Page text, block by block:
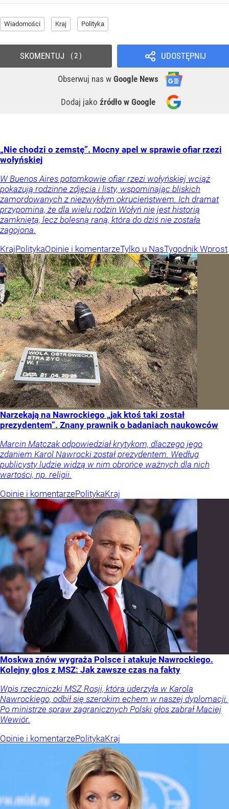
Wiadomości Kraj Polityka
UDOSTĘPNIJ
Obserwuj nas w Google News
Dodaj jako źródło w Google
SKOMENTUJ 2
„Nie chodzi o zemstę”. Mocny apel w sprawie ofiar rzezi
wołyńskiej
W Buenos Aires potomkowie ofiar rzezi wołyńskiej wciąż
pokazują rodzinne zdjęcia i listy, wspominając bliskich
zamordowanych z niezwykłym okrucieństwem. Ich dramat
przypomina, że dla wielu rodzin Wołyń nie jest historią
zamkniętą, lecz bolesną raną, która do dziś nie została
zagojona.
KrajPolitykaOpinie i komentarzeTylko u NasTygodnik Wprost
Narzekają na Nawrockiego „jak ktoś taki został
prezydentem”. Znany prawnik o badaniach naukowców
Marcin Matczak odpowiedział krytykom, dlaczego jego
zdaniem Karol Nawrocki został prezydentem. Według
publicysty ludzie widzą w nim obrońcę ważnych dla nich
wartości, np. religii.
Opinie i komentarzePolitykaKraj
Moskwa znów wygraża Polsce i atakuje Nawrockiego.
Kolejny głos z MSZ: Jak zawsze czas na fakty
Wpis rzeczniczki MSZ Rosji, która uderzyła w Karola
Nawrockiego, odbił się szerokim echem w naszej dyplomacji.
Po ministrze spraw zagranicznych Polski głos zabrał Maciej
Wewiór.
Opinie i komentarzePolitykaKraj